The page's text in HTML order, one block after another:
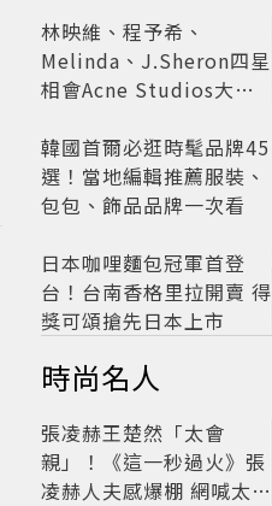
林映維、程予希、
Melinda、J.Sheron四星
相會Acne Studios大曬
韓國首爾必逛時髦品牌45
選！當地編輯推薦服裝、
包包、飾品品牌一次看
日本咖哩麵包冠軍首登
台！台南香格里拉開賣 得
獎可頌搶先日本上市
時尚名人
張凌赫王楚然「太會
親」！《這一秒過火》張
凌赫人夫感爆棚 網喊太有